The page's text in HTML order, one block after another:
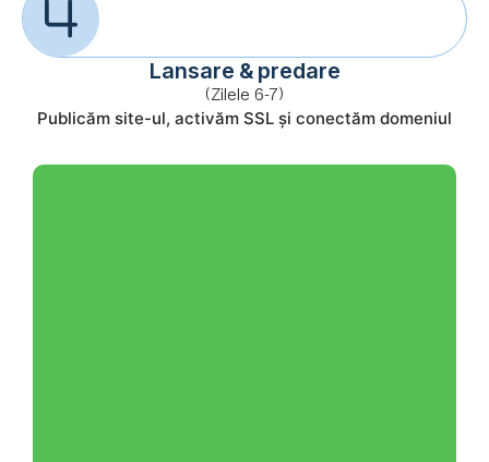
Lansare & predare
(Zilele 6-7)
Publicăm site-ul, activăm SSL și conectăm domeniul